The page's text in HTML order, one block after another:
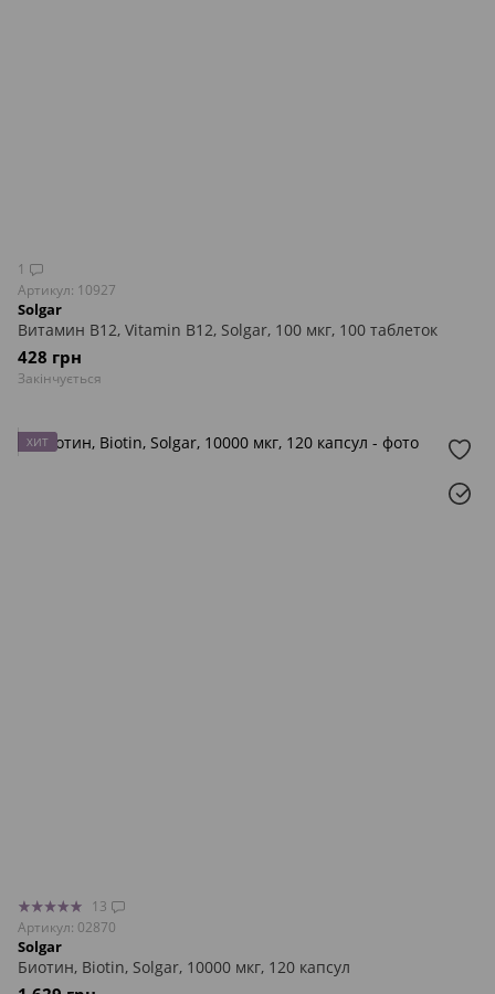
1
Артикул: 10927
Solgar
Витамин В12, Vitamin B12, Solgar, 100 мкг, 100 таблеток
428 грн
Закінчується
ХИТ
13
Артикул: 02870
Solgar
Биотин, Biotin, Solgar, 10000 мкг, 120 капсул